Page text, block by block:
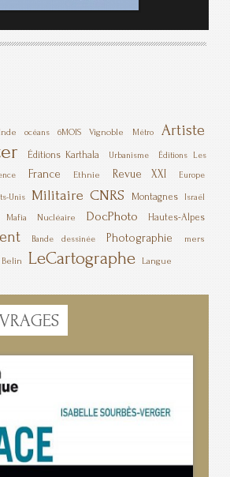
océans 6MOIS Vignoble Métro Artiste
Éditions Karthala Urbanisme Éditions Les
France Ethnie Revue XXI Europe
Unis Militaire CNRS Montagnes Israël
Mafia Nucléaire DocPhoto Hautes-Alpes
Bande dessinée Photographie mers
Belin LeCartographe Langue